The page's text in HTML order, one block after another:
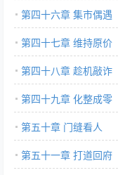
第四十六章 集市偶遇
第四十七章 维持原价
第四十八章 趁机敲诈
第四十九章 化整成零
第五十章 门缝看人
第五十一章 打道回府